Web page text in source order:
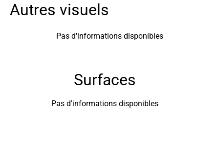
Autres visuels
Pas d'informations disponibles
Surfaces
Pas d'informations disponibles